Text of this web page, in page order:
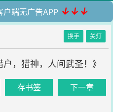
户端无广告APP ↓↓↓
换手 关灯
，猎神，人间武圣！》
存书签 下一章